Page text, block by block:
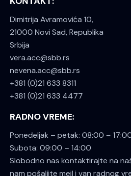
Dimitrija Avramovića 10,
21000 Novi Sad, Republika
Srbija
vera.acc@sbb.rs
nevena.acc@sbb.rs
+381 (0)21 633 8311
+381 (0)21 633 4477
RADNO VREME:
Ponedeljak – petak: 08:00 –
Subota: 09:00 – 14:00
Slobodno nas kontaktirajte na
nam pošaljite meil i van radnog